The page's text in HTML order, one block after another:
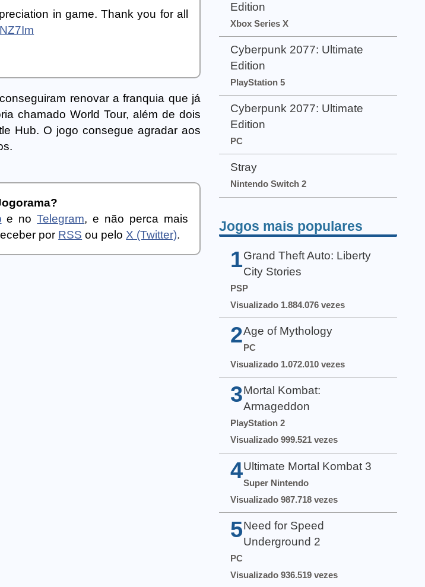
in game. Thank you for all
renovar a franquia que já
chamado World Tour, além de dois
Hub. O jogo consegue agradar aos
e noTelegram, e não perca mais
por RSS ou pelo X (Twitter).
Edition
Xbox Series X
Cyberpunk 2077: Ultimate
Edition
PlayStation 5
Cyberpunk 2077: Ultimate
Edition
PC
Stray
Nintendo Switch 2
Jogos mais populares
1 Grand Theft Auto: Liberty
City Stories
PSP
Visualizado 1.884.076 vezes
2Age of Mythology
PC
Visualizado 1.072.010 vezes
3 Mortal Kombat:
Armageddon
PlayStation 2
Visualizado 999.521 vezes
4 Ultimate Mortal Kombat 3
Super Nintendo
Visualizado 987.718 vezes
5 Need for Speed
Underground 2
PC
Visualizado 936.519 vezes